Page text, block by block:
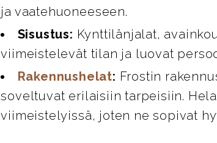
ja vaatehuoneeseen.
Sisustus: Kynttilänjalat,
viimeistelevät tilan ja luovat
Rakennushelat: Frostin
soveltuvat erilaisiin tarpeisiin.
viimeistelyissä, joten ne sopivat